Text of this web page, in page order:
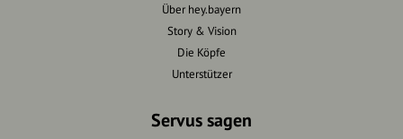
Über hey.bayern
Story & Vision
Die Köpfe
Unterstützer
Servus sagen